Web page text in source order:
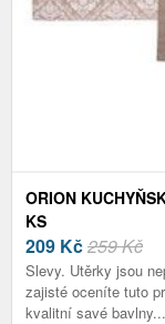
ORION
KS
209 Kč259 Kč
Slevy. Utěrky jsou
zajisté oceníte tuto
kvalitní savé bavlny...